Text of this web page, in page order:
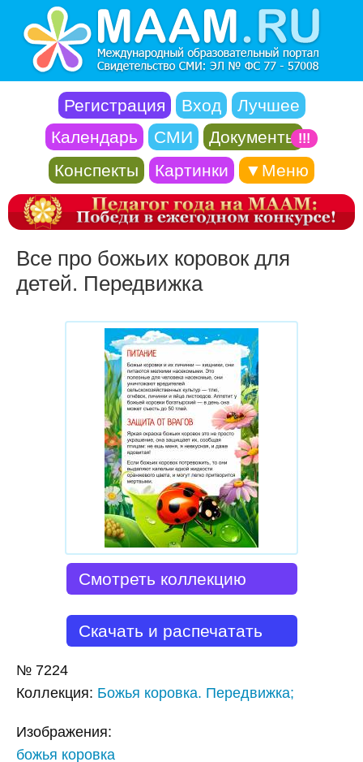
Регистрация Вход
Лучшее
Календарь
СМИ Документы !!!
Конспекты Картинки ▼Меню
Все про божьих коровок для
детей. Передвижка
Смотреть коллекцию
Скачать и распечатать
№ 7224
Коллекция: Божья коровка. Передвижка;
Изображения:
божья коровка